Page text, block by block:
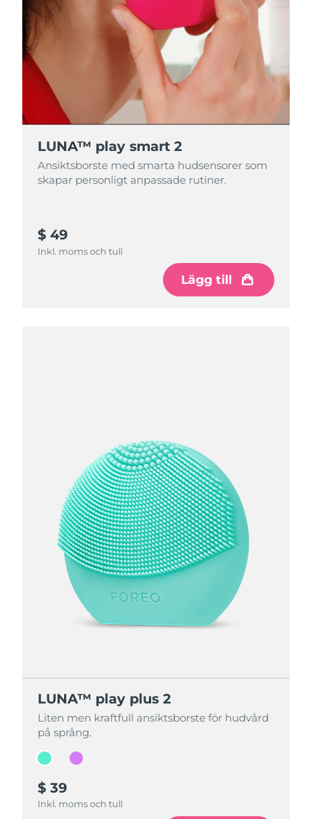
LUNA™ play smart 2
Ansiktsborste med smarta hudsensorer som
skapar personligt anpassade rutiner.
$ 49
Inkl. moms och tull
Lägg till
LUNA™ play plus 2
Liten men kraftfull ansiktsborste för hudvård
på språng.
$ 39
Inkl. moms och tull
LUNA™ play plus 2
Liten men kraftfull ansiktsborste för hudvård
på språng.
$ 39
Inkl. moms och tull